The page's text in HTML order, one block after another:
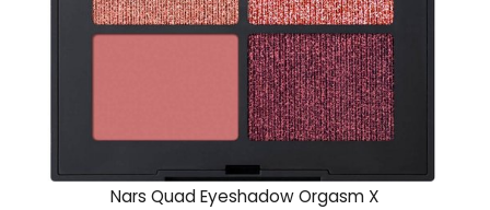
Nars Quad Eyeshadow Orgasm X